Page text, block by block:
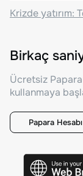
Krizde yatırım:
Birkaç
Ücretsiz
kullanmaya
Papara